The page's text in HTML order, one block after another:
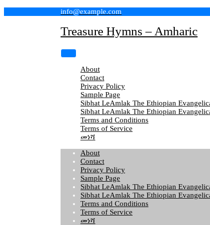
info@example.com
Treasure Hymns – Amharic
About
Contact
Privacy Policy
Sample Page
Sibhat LeAmlak The Ethiopian
Sibhat LeAmlak The Ethiopian
Terms and Conditions
Terms of Service
መነሻ
About
Contact
Privacy Policy
Sample Page
Sibhat LeAmlak The Ethiopian
Sibhat LeAmlak The Ethiopian
Terms and Conditions
Terms of Service
መነሻ